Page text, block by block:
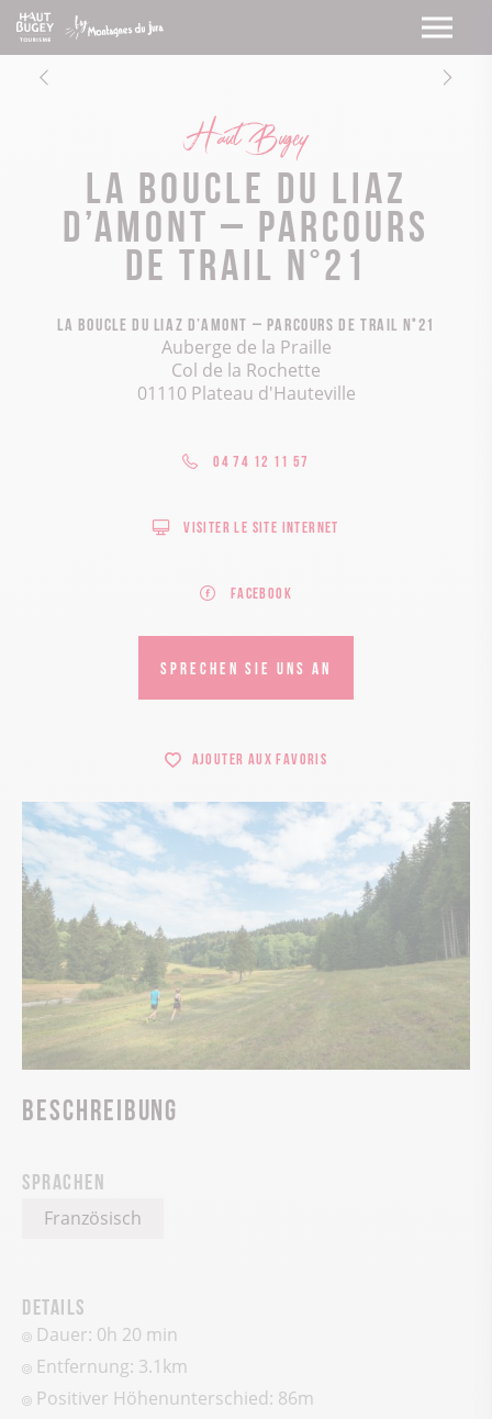
Haut Bugey
La boucle du Liaz
d’Amont – Parcours
de trail n°21
La boucle du Liaz d’Amont – Parcours de trail n°21
Auberge de la Praille
Col de la Rochette
01110 Plateau d'Hauteville
04 74 12 11 57
Visiter le site internet
Facebook
SPRECHEN SIE UNS AN
Ajouter aux favoris
Beschreibung
Sprachen
Französisch
Details
Dauer: 0h 20 min
Entfernung: 3.1km
Positiver Höhenunterschied: 86m